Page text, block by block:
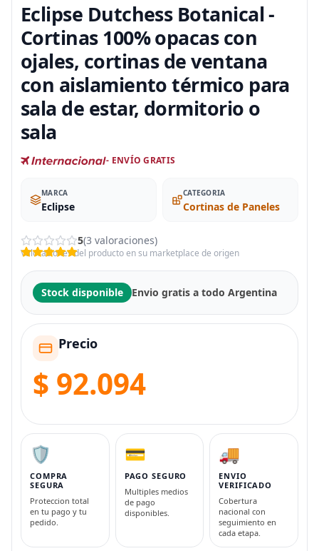
Eclipse Dutchess Botanical -
Cortinas 100% opacas con
ojales, cortinas de ventana
con aislamiento térmico para
sala de estar, dormitorio o
sala
- ENVÍO GRATIS
MARCA
Eclipse
CATEGORIA
Cortinas de Paneles
5(3 valoraciones)
Valoraciones del producto en su marketplace de origen
Stock disponible Envio gratis a todo Argentina
Precio
$ 92.094
🛡️
COMPRA
SEGURA
Proteccion total
en tu pago y tu
pedido.
💳
PAGO SEGURO
Multiples medios
de pago
disponibles.
🚚
ENVIO
VERIFICADO
Cobertura
nacional con
seguimiento en
cada etapa.